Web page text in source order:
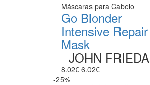
Máscaras para Cabelo
Go Blonder
Intensive Repair
Mask
JOHN FRIEDA
8.02€6.02€
-25%